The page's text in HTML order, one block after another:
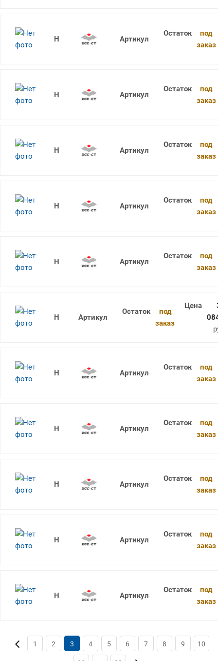
1736SU05C-0420 KDG303
под
заказ
1736SU05C-0430 KDG303
под
заказ
1736SU05C-0440 KDG303
под
заказ
1736SU05C-0450 KDG303
под
заказ
1736SU05C-0460 KDG303
под
заказ
1736SU05C-0465 KDG303
под
заказ
1736SU05C-0470 KDG303
под
заказ
1736SU05C-0480 KDG303
под
заказ
1736SU05C-0490 KDG303
под
заказ
1736SU05C-0500 KDG303
под
заказ
1736SU05C-0505 KDG303
под
заказ
1 2 3 4 5 6 7 8 9 10